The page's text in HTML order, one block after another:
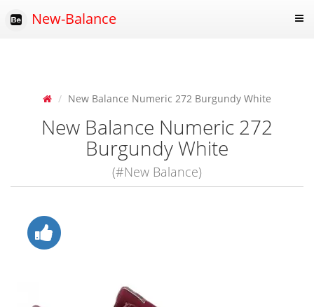
New-Balance
New Balance Numeric 272 Burgundy White
New Balance Numeric 272
Burgundy White
(#New Balance)